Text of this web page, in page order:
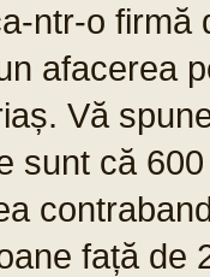
ntr-o firmă
afacerea
Vă
sunt că
față de